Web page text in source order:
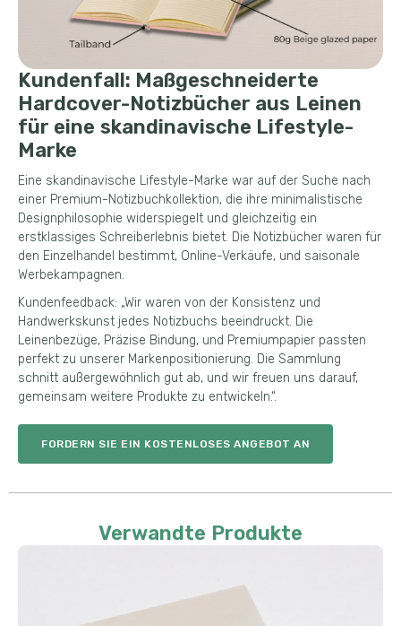
Kundenfall: Maßgeschneiderte
Hardcover-Notizbücher aus Leinen
für eine skandinavische Lifestyle-
Marke
Eine skandinavische Lifestyle-Marke war auf der Suche nach
einer Premium-Notizbuchkollektion, die ihre minimalistische
Designphilosophie widerspiegelt und gleichzeitig ein
erstklassiges Schreiberlebnis bietet. Die Notizbücher waren für
den Einzelhandel bestimmt, Online-Verkäufe, und saisonale
Werbekampagnen.
Kundenfeedback: „Wir waren von der Konsistenz und
Handwerkskunst jedes Notizbuchs beeindruckt. Die
Leinenbezüge, Präzise Bindung, und Premiumpapier passten
perfekt zu unserer Markenpositionierung. Die Sammlung
schnitt außergewöhnlich gut ab, und wir freuen uns darauf,
gemeinsam weitere Produkte zu entwickeln.“.
FORDERN SIE EIN KOSTENLOSES ANGEBOT AN
Verwandte Produkte